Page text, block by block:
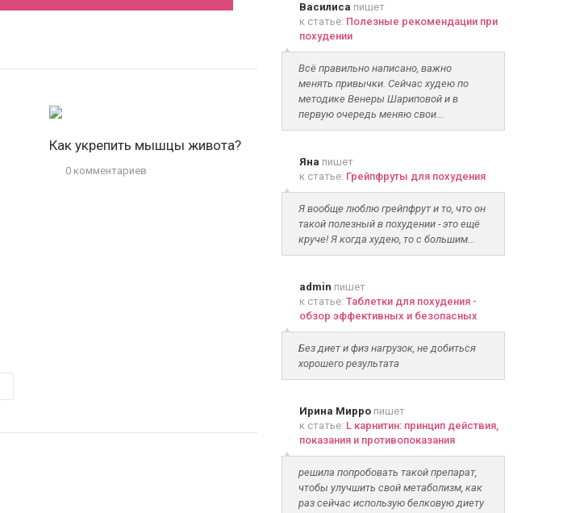
Как укрепить мышцы живота?
0 комментариев
Василиса пишет
к статье: Полезные рекомендации при
похудении
Всё правильно написано, важно
менять привычки. Сейчас худею по
методике Венеры Шариповой и в
первую очередь меняю свои...
Яна пишет
к статье: Грейпфруты для похудения
Я вообще люблю грейпфрут и то, что он
такой полезный в похудении - это ещё
круче! Я когда худею, то с большим...
admin пишет
к статье: Таблетки для похудения -
обзор эффективных и безопасных
Без диет и физ нагрузок, не добиться
хорошего результата
Ирина Мирропишет
к статье: L карнитин: принцип действия,
показания и противопоказания
решила попробовать такой препарат,
чтобы улучшить свой метаболизм, как
раз сейчас использую белковую диету